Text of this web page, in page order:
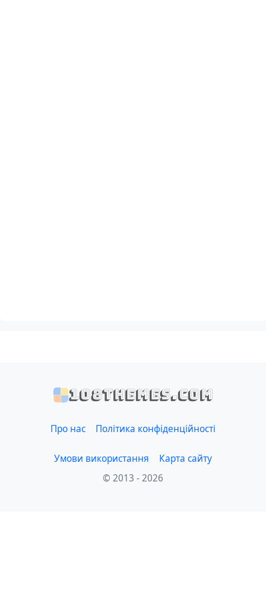
108themes.com
Про нас Політика конфіденційності
Умови використання
Карта сайту
© 2013 - 2026